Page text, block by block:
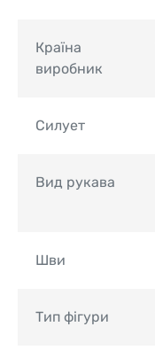
Країна
виробник
Силует
Вид рукава
Шви
Тип фігури